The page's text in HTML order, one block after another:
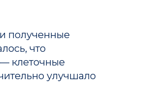
полученные
что
клеточные
улучшало